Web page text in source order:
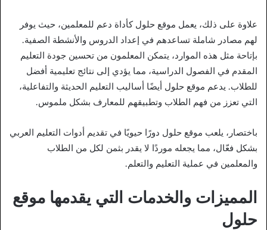
علاوة على ذلك، يعمل موقع حلول كأداة دعم للمعلمين، حيث يوفر
لهم مصادر شاملة تساعدهم في إعداد الدروس والأنشطة الصفية.
بإتاحة مثل هذه الموارد، يتمكن المعلمون من تحسين جودة التعليم
المقدم في الفصول الدراسية، مما يؤدي إلى نتائج تعليمية أفضل
للطلاب. يدعم موقع حلول أيضًا أساليب التعليم الحديثة والتفاعلية،
التي تعزز من فهم الطلاب وتطبيقهم للمعارف بشكل ملموس.
باختصار، يلعب موقع حلول دورًا حيويًا في تقديم أدوات التعليم العربي
بشكل فعّال، مما يجعله موردًا لا يقدر بثمن لكل من الطلاب
والمعلمين في عملية التعليم والتعلم.
المميزات والخدمات التي يقدمها موقع
حلول